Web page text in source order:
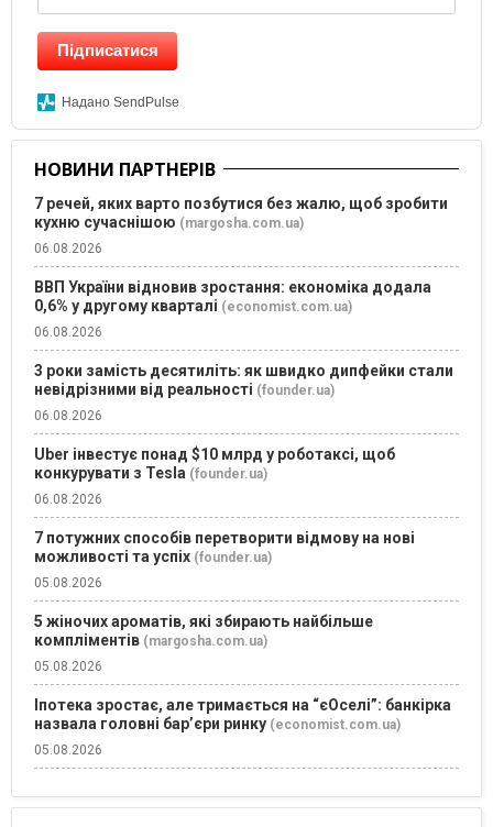
Підписатися
Надано SendPulse
НОВИНИ ПАРТНЕРІВ
7 речей, яких варто позбутися без жалю, щоб зробити
кухню сучаснішою (margosha.com.ua)
06.08.2026
ВВП України відновив зростання: економіка додала
0,6% у другому кварталі (economist.com.ua)
06.08.2026
3 роки замість десятиліть: як швидко дипфейки стали
невідрізними від реальності (founder.ua)
06.08.2026
Uber інвестує понад $10 млрд у роботаксі, щоб
конкурувати з Tesla (founder.ua)
06.08.2026
7 потужних способів перетворити відмову на нові
можливості та успіх (founder.ua)
05.08.2026
5 жіночих ароматів, які збирають найбільше
компліментів (margosha.com.ua)
05.08.2026
Іпотека зростає, але тримається на “єОселі”: банкірка
назвала головні бар’єри ринку (economist.com.ua)
05.08.2026